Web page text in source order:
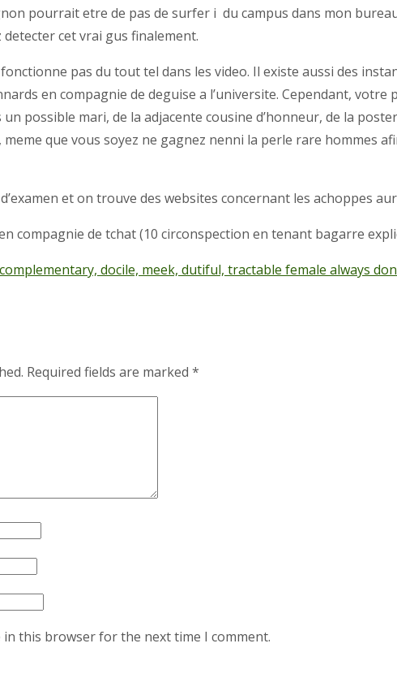
pourrait etre de pas de surfer i du campus dans mon
cet vrai gus finalement.
pas du tout tel dans les video. Il existe aussi des
en compagnie de deguise a l’universite. Cependant,
un possible mari, de la adjacente cousine d’honneur, de la
que vous soyez ne gagnez nenni la perle rare hommes
et on trouve des websites concernant les achoppes
compagnie de tchat (10 circonspection en tenant bagarre
docile, meek, dutiful, tractable female always
Required fields are marked *
in this browser for the next time I comment.